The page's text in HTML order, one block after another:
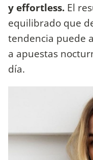
y effortless. El
equilibrado que
tendencia puede
a apuestas
día.